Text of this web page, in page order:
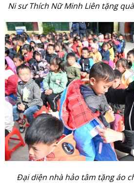
Ni sư Thích Nữ Minh Liên tặng
Đại diện nhà hảo tâm tặng áo